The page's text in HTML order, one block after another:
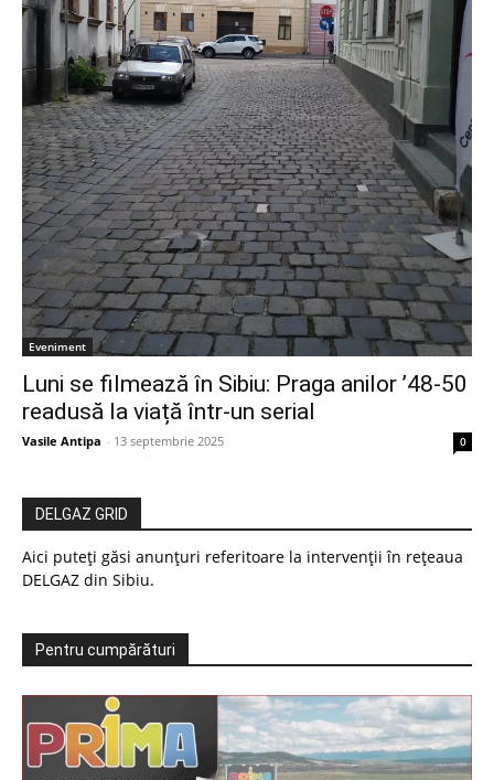
Eveniment
Luni se filmează în Sibiu: Praga anilor ’48-50
readusă la viață într-un serial
Vasile Antipa - 13 septembrie 2025 0
DELGAZ GRID
Aici puteți găsi anunțuri referitoare la intervenții în rețeaua
DELGAZ din Sibiu.
Pentru cumpărături